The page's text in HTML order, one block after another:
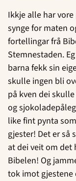
Ikkje alle har
synge for maten
fortellingar frå
Stemnestaden.
barna fekk sin
skulle ingen bli
på kven dei
og
like fint pynta
gjester! Det er så
at dei veit om det
Bibelen! Og
tok imot gjestene